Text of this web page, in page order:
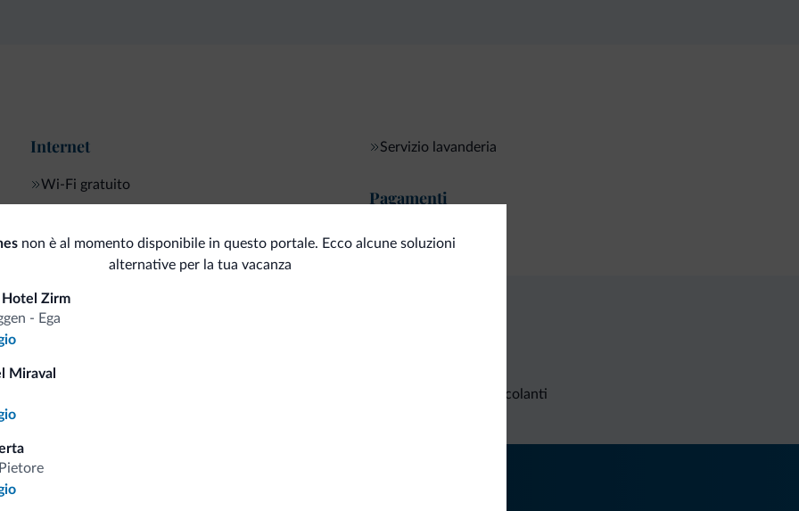
Internet
Wi-Fi gratuito
Servizi di pulizia
Servizio lavanderia
Pagamenti
Carta di credito
non è al momento disponibile in questo portale. Ecco alcune soluzioni
alternative per la tua vacanza
Zirm
- Ega
Miraval
Richieste non vincolanti